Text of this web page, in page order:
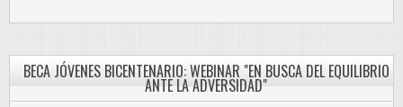
BECA JÓVENES BICENTENARIO: WEBINAR "EN BUSCA DEL EQUILIBRIO
ANTE LA ADVERSIDAD"